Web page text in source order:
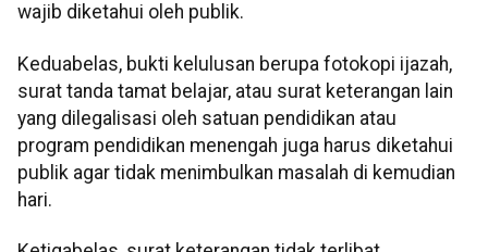
wajib diketahui oleh publik.
Keduabelas, bukti kelulusan berupa fotokopi ijazah,
surat tanda tamat belajar, atau surat keterangan lain
yang dilegalisasi oleh satuan pendidikan atau
program pendidikan menengah juga harus diketahui
publik agar tidak menimbulkan masalah di kemudian
hari.